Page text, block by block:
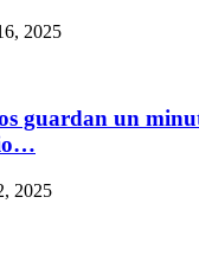
2025
guardan un
2025